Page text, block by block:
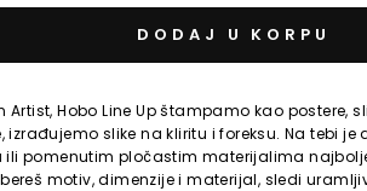
DODAJ U KORPU
Artist, Hobo Line Up štampamo kao postere,
izrađujemo slike na kliritu i foreksu. Na tebi
ili pomenutim pločastim materijalima
motiv, dimenzije i materijal, sledi